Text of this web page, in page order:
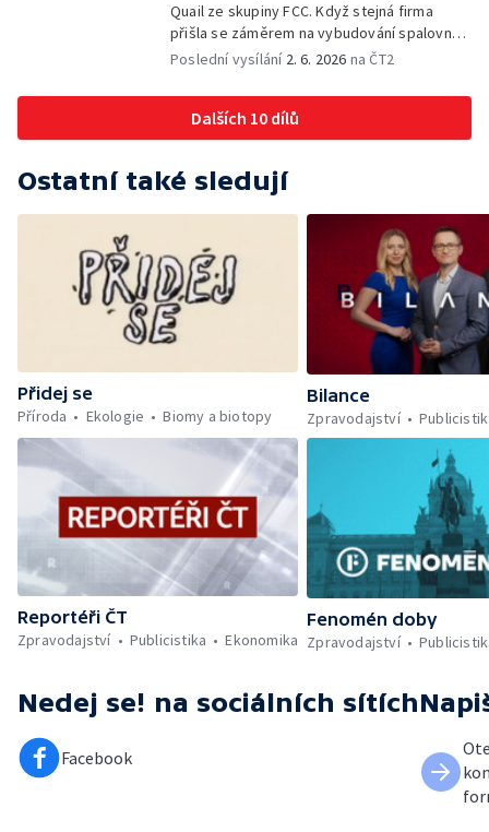
Quail ze skupiny FCC. Když stejná firma
přišla se záměrem na vybudování spalovny
nebezpečných odpadů, okolní obce se
zkušenosti s dosavadním provozem i kauza
rekultivace odkališť v Mydlovarech.
Poslední vysílání 2. 6. 2026 na ČT2
Dalších 10 dílů
Ostatní také sledují
Přidej se
Příroda
Ekologie Biomy a biotopy
Bilance
Zpravodajství
Reportéři ČT
Zpravodajství
Publicistika Ekonomika
Fenomén doby
Zpravodajství
Nedej se! na sociálních sítích
Facebook